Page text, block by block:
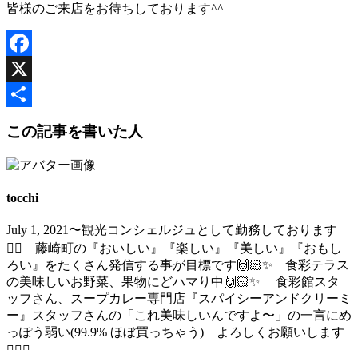
皆様のご来店をお待ちしております^^
Facebook
X
この記事を書いた人
tocchi
July 1, 2021〜観光コンシェルジュとして勤務しております
🙇‍♀️ 藤崎町の『おいしい』『楽しい』『美しい』『おもし
ろい』をたくさん発信する事が目標です🙌🏻✨ 食彩テラス
の美味しいお野菜、果物にどハマり中🙌🏻✨ 食彩館スタ
ッフさん、スープカレー専門店『スパイシーアンドクリーミ
ー』スタッフさんの「これ美味しいんですよ〜」の一言にめ
っぽう弱い(99.9% ほぼ買っちゃう) よろしくお願いします